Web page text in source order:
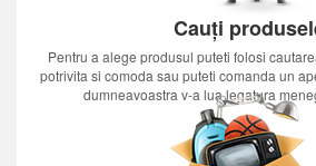
Cauți
Pentru a alege produsul puteti folosi
potrivita si comoda sau puteti comanda un
dumneavoastra v-a lua legatura